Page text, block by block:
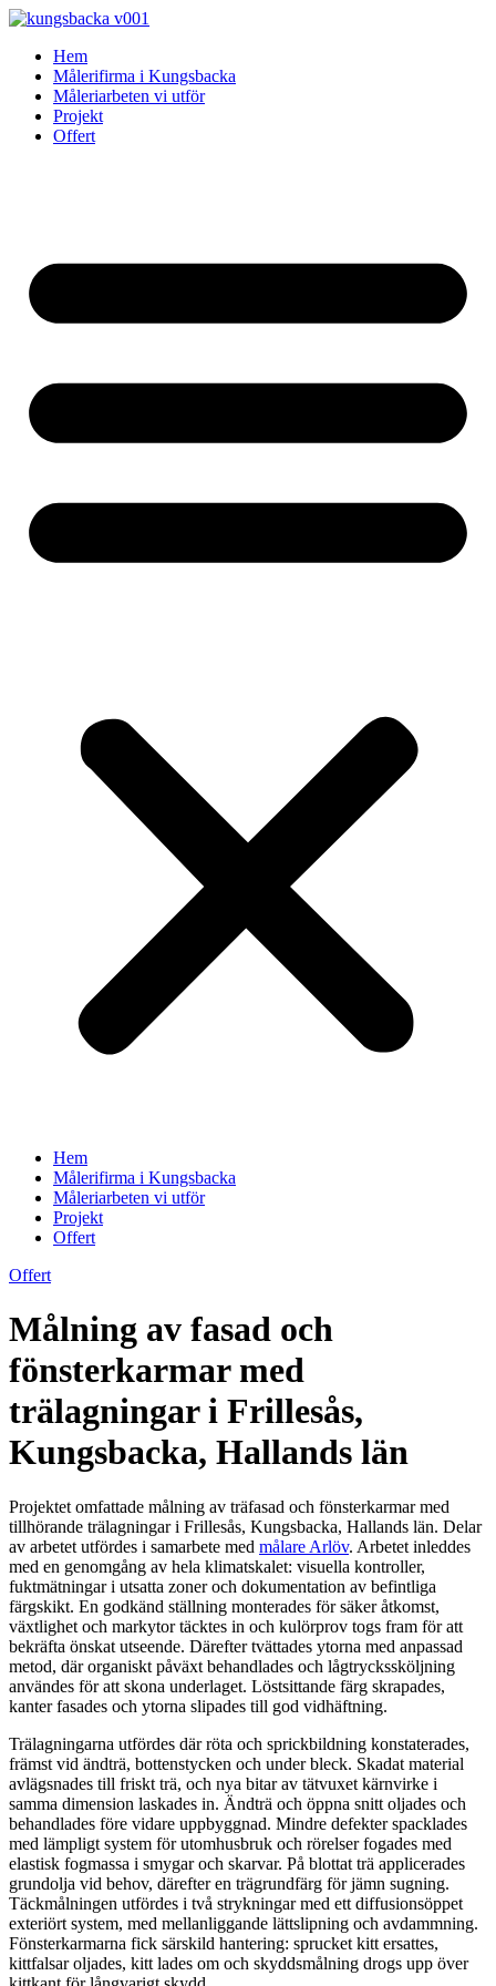
Skip
contentHem
Målerifirma i Kungsbacka
Måleriarbeten vi utför
Projekt
Offert
Hem
Målerifirma i Kungsbacka
Måleriarbeten vi utför
Projekt
Offert
Offert
Målning av fasad och
fönsterkarmar med
trälagningar i Frillesås,
Kungsbacka, Hallands län
Projektet omfattade målning av träfasad och fönsterkarmar med
tillhörande trälagningar i Frillesås, Kungsbacka, Hallands län. Delar
av arbetet utfördes i samarbete med målare Arlöv. Arbetet inleddes
med en genomgång av hela klimatskalet: visuella kontroller,
fuktmätningar i utsatta zoner och dokumentation av befintliga
färgskikt. En godkänd ställning monterades för säker åtkomst,
växtlighet och markytor täcktes in och kulörprov togs fram för att
bekräfta önskat utseende. Därefter tvättades ytorna med anpassad
metod, där organiskt påväxt behandlades och lågtryckssköljning
användes för att skona underlaget. Löstsittande färg skrapades,
kanter fasades och ytorna slipades till god vidhäftning.
Trälagningarna utfördes där röta och sprickbildning konstaterades,
främst vid ändträ, bottenstycken och under bleck. Skadat material
avlägsnades till friskt trä, och nya bitar av tätvuxet kärnvirke i
samma dimension laskades in. Ändträ och öppna snitt oljades och
behandlades före vidare uppbyggnad. Mindre defekter spacklades
med lämpligt system för utomhusbruk och rörelser fogades med
elastisk fogmassa i smygar och skarvar. På blottat trä applicerades
grundolja vid behov, därefter en trägrundfärg för jämn sugning.
Täckmålningen utfördes i två strykningar med ett diffusionsöppet
exteriört system, med mellanliggande lättslipning och avdammning.
Fönsterkarmarna fick särskild hantering: sprucket kitt ersattes,
kittfalsar oljades, kitt lades om och skyddsmålning drogs upp över